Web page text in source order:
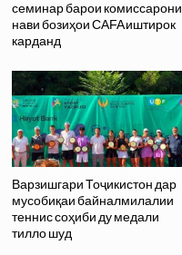
семинар барои комиссарони
нави бозиҳои CAFA иштирок
карданд
Варзишгари Тоҷикистон дар
мусобиқаи байналмилалии
теннис соҳиби ду медали
тилло шуд